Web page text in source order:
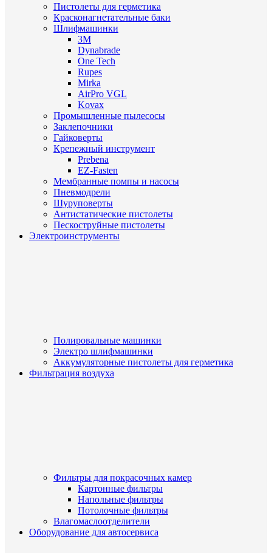
Пистолеты для герметика
Красконагнетательные баки
Шлифмашинки
3M
Dynabrade
One Tech
Rupes
Mirka
AirPro VGL
Kovax
Промышленные пылесосы
Заклепочники
Гайковерты
Крепежный инструмент
Prebena
EZ-Fasten
Мембранные помпы и насосы
Пневмодрели
Шуруповерты
Антистатические пистолеты
Пескоструйные пистолеты
Электроинструменты
Полировальные машинки
Электро шлифмашинки
Аккумуляторные пистолеты для герметика
Фильтрация воздуха
Фильтры для покрасочных камер
Картонные фильтры
Напольные фильтры
Потолочные фильтры
Влагомаслоотделители
Оборудование для автосервиса